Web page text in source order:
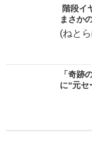
階段イ
まさか
(ねと
「奇跡
に“元